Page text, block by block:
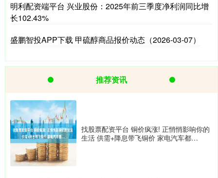
明利配资端平台 兴业股份：2025年前三季度净利润同比增
长102.43%
盛鹏智投APP下载 甲硫醇商品报价动态（2026-03-07）
推荐资讯
找股票配资平台 铜价疯涨! 正悄悄影响你的
生活 供需+降息带飞铜价 家电汽车都…